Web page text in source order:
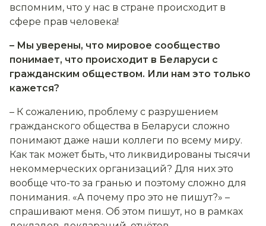
вспомним, что у нас в стране происходит в
сфере прав человека!
– Мы уверены, что мировое сообщество
понимает, что происходит в Беларуси с
гражданским обществом. Или нам это только
кажется?
– К сожалению, проблему с разрушением
гражданского общества в Беларуси сложно
понимают даже наши коллеги по всему миру.
Как так может быть, что ликвидированы тысячи
некоммерческих организаций? Для них это
вообще что-то за гранью и поэтому сложно для
понимания. «А почему про это не пишут?» –
спрашивают меня. Об этом пишут, но в рамках